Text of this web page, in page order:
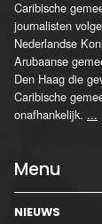
Caribische
journalisten
Nederlandse
Arubaanse
Den Haag die
Caribische
onafhankelijk. ...
Menu
NIEUWS